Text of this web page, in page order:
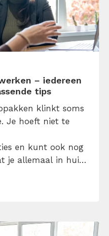
– iedereen
tips
klinkt soms
Je hoeft niet te
en kunt ook nog
je allemaal in huis
en